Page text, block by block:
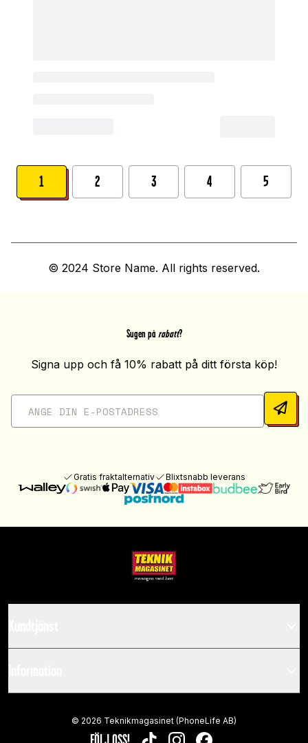
1 2 3 4 5
© 2024 Store Name. All rights reserved.
Sugen på rabatt?
Signa upp och få 10% rabatt på ditt första köp!
Gratis fraktalternativ Blixtsnabb leverans
© 2026 Teknikmagasinet (PhoneLife AB)